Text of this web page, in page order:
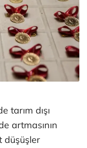
tarım dışı
artmasının
düşüşler